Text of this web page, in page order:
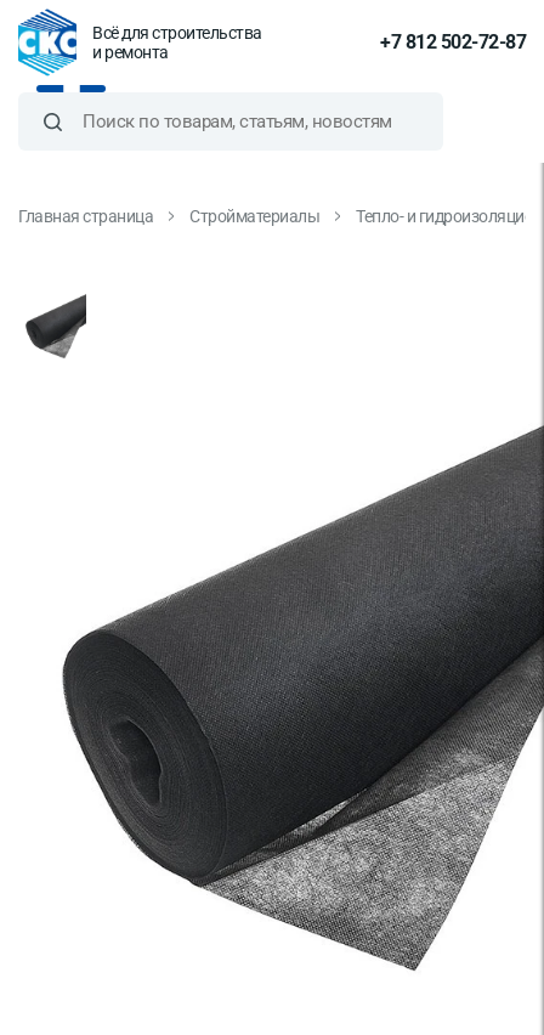
Всё для строительства
и ремонта
+7 812 502-72-87
Главная страница Стройматериалы Тепло- и
универсальный 100 г/м2, 1.6х50
м, 80 м2